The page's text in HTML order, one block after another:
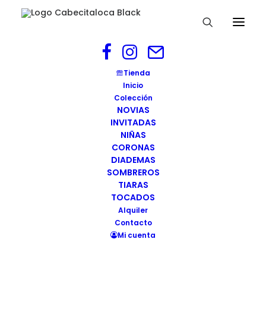
Tienda
Inicio
Colección
NOVIAS
INVITADAS
NIÑAS
CORONAS
DIADEMAS
SOMBREROS
TIARAS
TOCADOS
Alquiler
Contacto
Mi cuenta
tocado-invitada-modelo-3-3
tocado-invitada-modelo-3-3